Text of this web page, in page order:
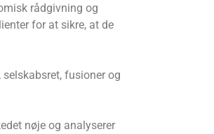
rådgivning og
for at sikre, at de
fusioner og
nøje og analyserer